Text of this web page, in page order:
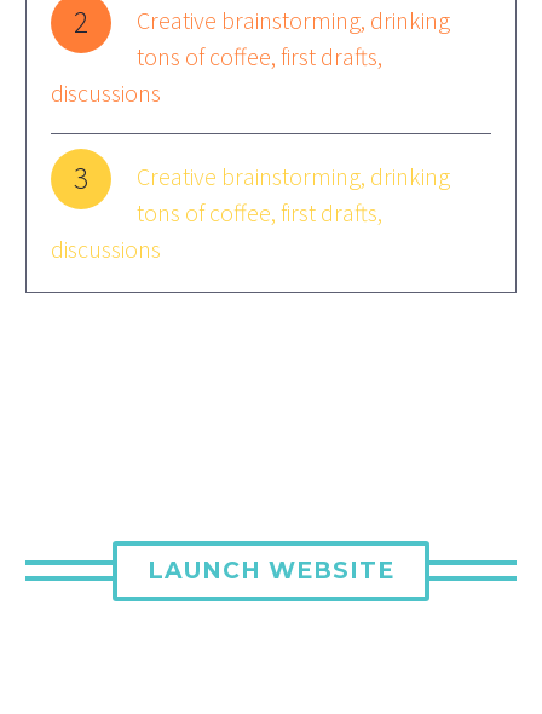
2
Creative brainstorming, drinking
tons of coffee, first drafts,
discussions
3
Creative brainstorming, drinking
tons of coffee, first drafts,
discussions
LAUNCH WEBSITE